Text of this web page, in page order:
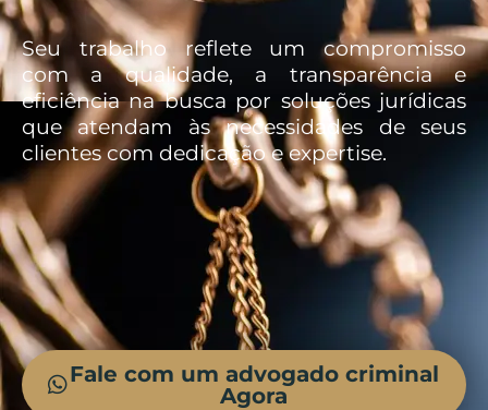
Seu trabalho reflete um compromisso
com a qualidade, a transparência e
eficiência na busca por soluções jurídicas
que atendam às necessidades de seus
clientes com dedicação e expertise.
Fale com um advogado criminal
Agora